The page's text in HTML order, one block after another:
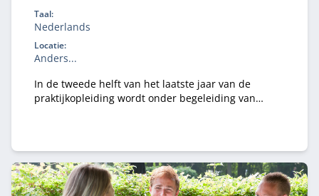
Taal:
Nederlands
Locatie:
Anders...
In de tweede helft van het laatste jaar van de
praktijkopleiding wordt onder begeleiding van